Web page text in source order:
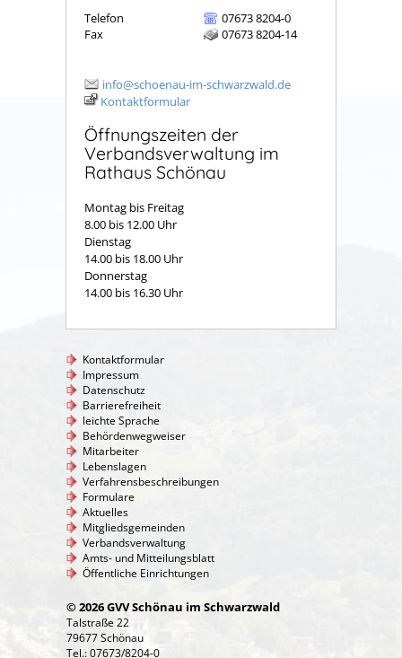
Telefon
07673 8204-0
Fax
07673 8204-14
info@schoenau-im-schwarzwald.de
Kontaktformular
Öffnungszeiten der
Verbandsverwaltung im
Rathaus Schönau
Montag bis Freitag
8.00 bis 12.00 Uhr
Dienstag
14.00 bis 18.00 Uhr
Donnerstag
14.00 bis 16.30 Uhr
Kontaktformular
Impressum
Datenschutz
Barrierefreiheit
leichte Sprache
Behördenwegweiser
Mitarbeiter
Lebenslagen
Verfahrensbeschreibungen
Formulare
Aktuelles
Mitgliedsgemeinden
Verbandsverwaltung
Amts- und Mitteilungsblatt
Öffentliche Einrichtungen
© 2026 GVV Schönau im Schwarzwald
Talstraße 22
79677 Schönau
Tel.: 07673/8204-0